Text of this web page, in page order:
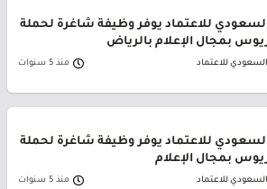
السعودي للاعتماد يوفر وظيفة شاغرة لحملة
بمجال الإعلام بالرياض
السعودي للاعتماد منذ 5 سنوات
السعودي للاعتماد يوفر وظيفة شاغرة لحملة
بمجال الإعلام
السعودي للاعتماد منذ 5 سنوات